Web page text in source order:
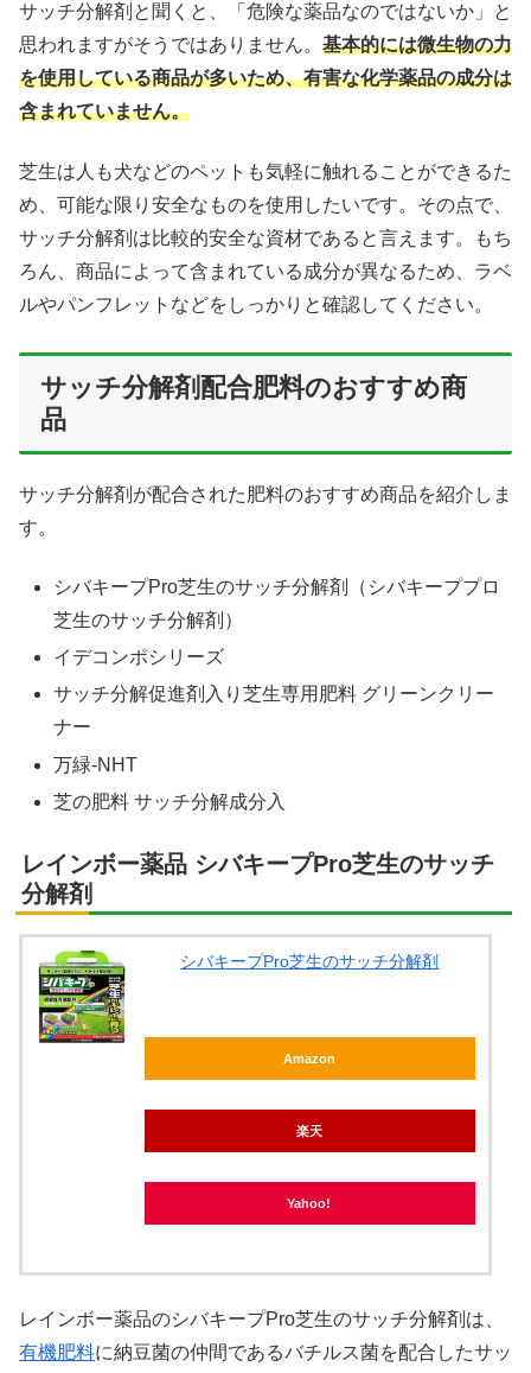
サッチ分解剤と聞くと、「危険な薬品なのではないか」と
思われますがそうではありません。 基本的には微生物の力
を使用している商品が多いため、有害な化学薬品の成分は
含まれていません。
芝生は人も犬などのペットも気軽に触れることができるた
め、可能な限り安全なものを使用したいです。その点で、
サッチ分解剤は比較的安全な資材であると言えます。もち
ろん、商品によって含まれている成分が異なるため、ラベ
ルやパンフレットなどをしっかりと確認してください。
サッチ分解剤配合肥料のおすすめ商
品
サッチ分解剤が配合された肥料のおすすめ商品を紹介しま
す。
シバキープPro芝生のサッチ分解剤（シバキーププロ
芝生のサッチ分解剤）
イデコンポシリーズ
サッチ分解促進剤入り芝生専用肥料 グリーンクリー
ナー
万緑-NHT
芝の肥料 サッチ分解成分入
レインボー薬品 シバキープPro芝生のサッチ
分解剤
シバキープPro芝生のサッチ分解剤
Amazon
楽天
Yahoo!
レインボー薬品のシバキープPro芝生のサッチ分解剤は、
有機肥料に納豆菌の仲間であるバチルス菌を配合したサッ
コピー